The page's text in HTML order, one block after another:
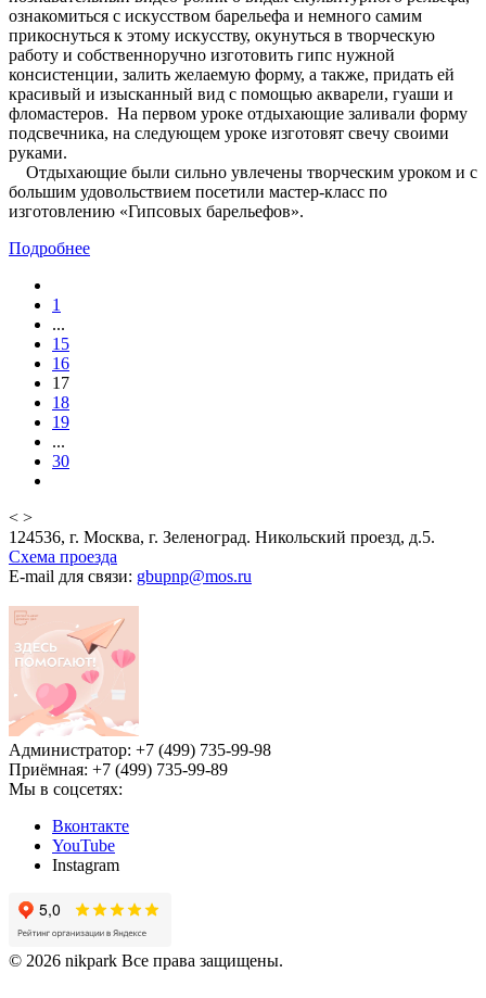
ознакомиться с искусством барельефа и немного самим
прикоснуться к этому искусству, окунуться в творческую
работу и собственноручно изготовить гипс нужной
консистенции, залить желаемую форму, а также, придать ей
красивый и изысканный вид с помощью акварели, гуаши и
фломастеров. На первом уроке отдыхающие заливали форму
подсвечника, на следующем уроке изготовят свечу своими
руками.
Отдыхающие были сильно увлечены творческим уроком и с
большим удовольствием посетили мастер-класс по
изготовлению «Гипсовых барельефов».
Подробнее
1
...
15
16
17
18
19
...
30
< >
124536, г. Москва, г. Зеленоград. Никольский проезд, д.5.
Схема проезда
E-mail для связи: gbupnp@mos.ru
Администратор: +7 (499) 735-99-98
Приёмная: +7 (499) 735-99-89
Мы в соцсетях:
Вконтакте
YouTube
Instagram
© 2026 nikpark Все права защищены.